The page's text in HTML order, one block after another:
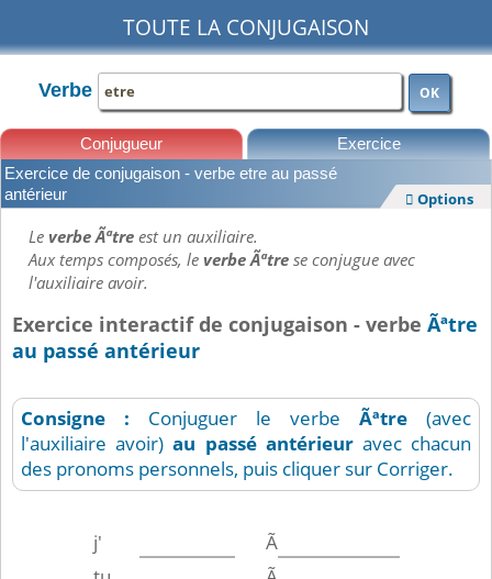
TOUTE LA CONJUGAISON
Verbe OK
Conjugueur Exercice
Leçons
Exercice de conjugaison - verbe etre au passé
antérieur
 Options
Leverbe Ãªtreest un auxiliaire.
Aux temps composés, leverbe Ãªtrese conjugue avec
l'auxiliaire avoir.
Exercice interactif de conjugaison - verbe Ãªtre
au passé antérieur
Consigne : Conjuguer le verbe Ãªtre (avec
l'auxiliaire avoir)au passé antérieuravec chacun
des pronoms personnels, puis cliquer sur Corriger.
j'
Ã